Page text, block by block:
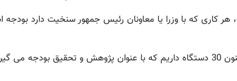
هر کاری که با وزرا یا معاونان رئیس جمهور سنخیت دارد
رئیس جمهور افزود: به عنوان مثال هم اکنون 30 دستگاه داریم که با عنوان پژوهش و تحقیق